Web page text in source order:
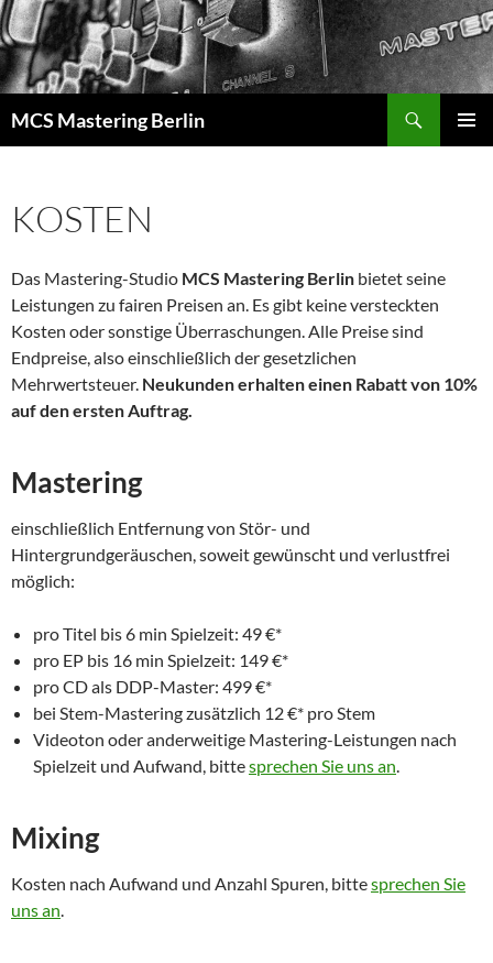
Zum
Inhalt
springen
MCS Mastering Berlin
KOSTEN
Das Mastering-Studio MCS Mastering Berlin bietet seine
Leistungen zu fairen Preisen an. Es gibt keine versteckten
Kosten oder sonstige Überraschungen. Alle Preise sind
Endpreise, also einschließlich der gesetzlichen
Mehrwertsteuer. Neukunden erhalten einen Rabatt von 10%
auf den ersten Auftrag.
Mastering
einschließlich Entfernung von Stör- und
Hintergrundgeräuschen, soweit gewünscht und verlustfrei
möglich:
pro Titel bis 6 min Spielzeit: 49 €*
pro EP bis 16 min Spielzeit: 149 €*
pro CD als DDP-Master: 499 €*
bei Stem-Mastering zusätzlich 12 €* pro Stem
Videoton oder anderweitige Mastering-Leistungen nach
Spielzeit und Aufwand, bittesprechen Sie uns an.
Mixing
Kosten nach Aufwand und Anzahl Spuren, bittesprechen Sie
uns an.